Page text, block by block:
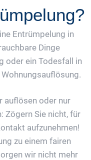
Entrümpelung in
Dinge
oder ein Todesfall in
auflösen oder nur
Zögern Sie nicht, für
aufzunehmen!
zu einem fairen
wir nicht mehr